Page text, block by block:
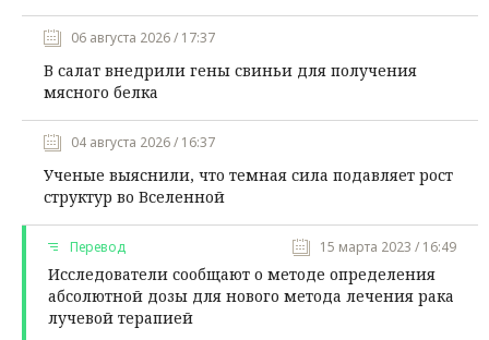
06 августа 2026 / 17:37
В салат внедрили гены свиньи для получения
мясного белка
04 августа 2026 / 16:37
Ученые выяснили, что темная сила подавляет рост
структур во Вселенной
Перевод 15 марта 2023 / 16:49
Исследователи сообщают о методе определения
абсолютной дозы для нового метода лечения рака
лучевой терапией